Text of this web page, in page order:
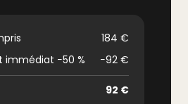
184 €
−50 %
−92 €
92 €